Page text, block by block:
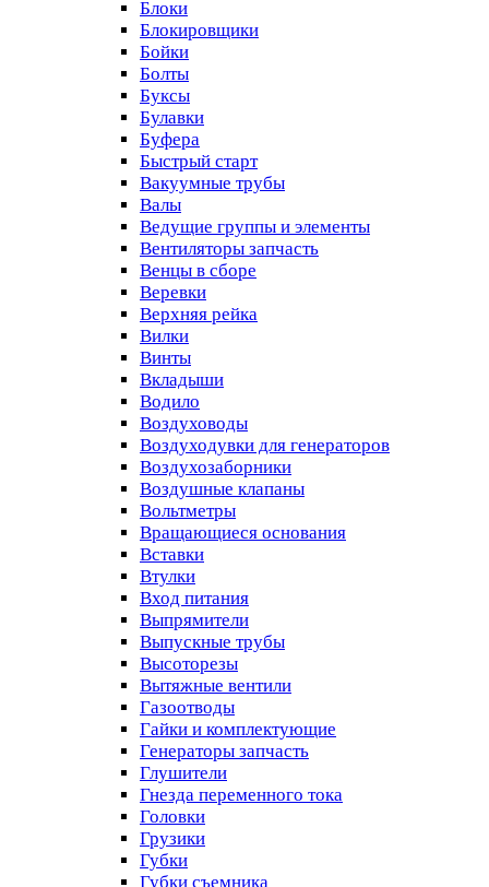
Блоки
Блокировщики
Бойки
Болты
Буксы
Булавки
Буфера
Быстрый старт
Вакуумные трубы
Валы
Ведущие группы и элементы
Вентиляторы запчасть
Венцы в сборе
Веревки
Верхняя рейка
Вилки
Винты
Вкладыши
Водило
Воздуховоды
Воздуходувки для генераторов
Воздухозаборники
Воздушные клапаны
Вольтметры
Вращающиеся основания
Вставки
Втулки
Вход питания
Выпрямители
Выпускные трубы
Высоторезы
Вытяжные вентили
Газоотводы
Гайки и комплектующие
Генераторы запчасть
Глушители
Гнезда переменного тока
Головки
Грузики
Губки
Губки съемника